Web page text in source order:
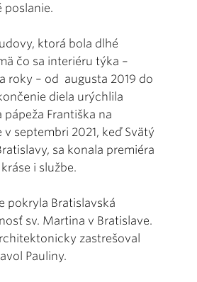
poslanie.
ktorá bola dlhé
čo sa interiéru týka –
roky – od augusta 2019 do
diela urýchlila
Františka na
v septembri 2021, keď Svätý
sa konala premiéra
i službe.
pokryla Bratislavská
sv. Martina v Bratislave.
zastrešoval
Pauliny.